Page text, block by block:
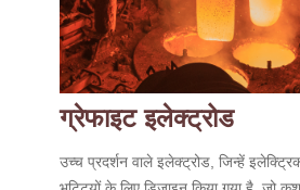
ग्रेफाइट इलेक्ट्रोड
उच्च प्रदर्शन वाले इलेक्ट्रोड, जिन्हें